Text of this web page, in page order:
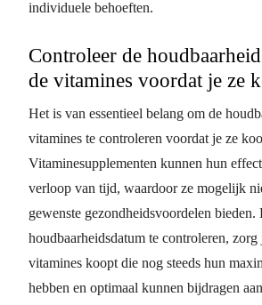
individuele behoeften.
Controleer de
de vitamines voordat je ze
Het is van essentieel belang om de
vitamines te controleren voordat je ze
Vitaminesupplementen kunnen hun
verloop van tijd, waardoor ze mogelijk
gewenste gezondheidsvoordelen bieden.
houdbaarheidsdatum te controleren,
vitamines koopt die nog steeds hun
hebben en optimaal kunnen bijdragen